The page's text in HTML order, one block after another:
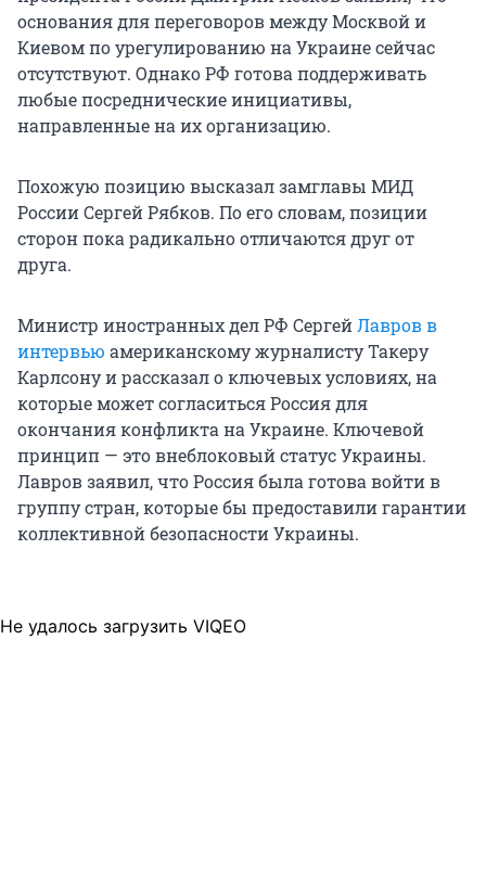
основания для переговоров между Москвой и
Киевом по урегулированию на Украине сейчас
отсутствуют. Однако РФ готова поддерживать
любые посреднические инициативы,
направленные на их организацию.
Похожую позицию высказал замглавы МИД
России Сергей Рябков. По его словам, позиции
сторон пока радикально отличаются друг от
друга.
Министр иностранных дел РФ СергейЛавров в
интервью американскому журналисту Такеру
Карлсону и рассказал о ключевых условиях, на
которые может согласиться Россия для
окончания конфликта на Украине. Ключевой
принцип — это внеблоковый статус Украины.
Лавров заявил, что Россия была готова войти в
группу стран, которые бы предоставили гарантии
коллективной безопасности Украины.
Не удалось загрузить VIQEO